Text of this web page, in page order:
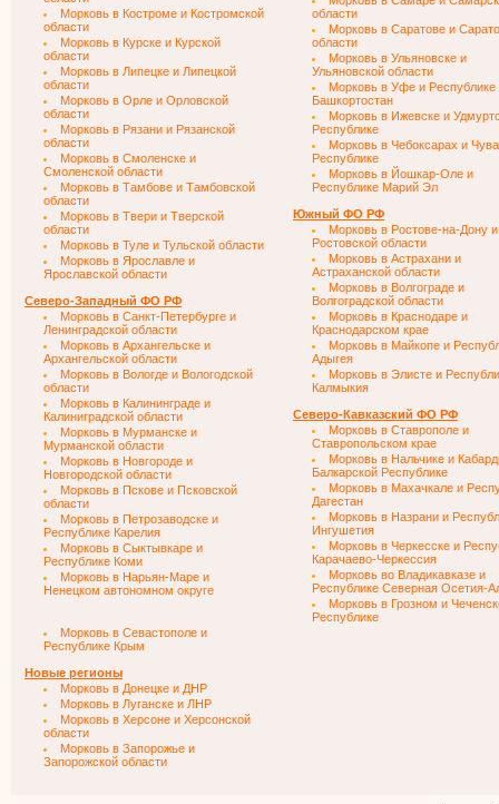
Морковь в Костроме и Костромской
области
Морковь в Курске и Курской
области
Морковь в Липецке и Липецкой
области
Морковь в Орле и Орловской
области
Морковь в Рязани и Рязанской
области
Морковь в Смоленске и
Смоленской области
Морковь в Тамбове и Тамбовской
области
Морковь в Твери и Тверской
области
Морковь в Туле и Тульской области
Морковь в Ярославле и
Ярославской области
Северо-Западный ФО РФ
Морковь в Санкт-Петербурге и
Ленинградской области
Морковь в Архангельске и
Архангельской области
Морковь в Вологде и Вологодской
области
Морковь в Калининграде и
Калиниградской области
Морковь в Мурманске и
Мурманской области
Морковь в Новгороде и
Новгородской области
Морковь в Пскове и Псковской
области
Морковь в Петрозаводске и
Республике Карелия
Морковь в Сыктывкаре и
Республике Коми
Морковь в Нарьян-Маре и
Ненецком автономном округе
Морковь в Севастополе и
Республике Крым
Новые регионы
Морковь в Донецке и ДНР
Морковь в Луганске и ЛНР
Морковь в Херсоне и Херсонской
области
Морковь в Запорожье и
Запорожской области
области
Морковь в Саратове и
области
Морковь в Ульяновске и
Ульяновской области
Морковь в Уфе и Республике
Башкортостан
Морковь в Ижевске и
Республике
Морковь в Чебоксарах и
Республике
Морковь в Йошкар-Оле и
Республике Марий Эл
Южный ФО РФ
Морковь в Ростове-на-Дону и
Ростовской области
Морковь в Астрахани и
Астраханской области
Морковь в Волгограде и
Волгоградской области
Морковь в Краснодаре и
Краснодарском крае
Морковь в Майкопе и
Адыгея
Морковь в Элисте и
Калмыкия
Северо-Кавказский ФО РФ
Морковь в Ставрополе и
Ставропольском крае
Морковь в Нальчике и
Балкарской Республике
Морковь в Махачкале и
Дагестан
Морковь в Назрани и
Ингушетия
Морковь в Черкесске и
Карачаево-Черкессия
Морковь во Владикавказе и
Республике Северная Осетия-
Морковь в Грозном и
Республике